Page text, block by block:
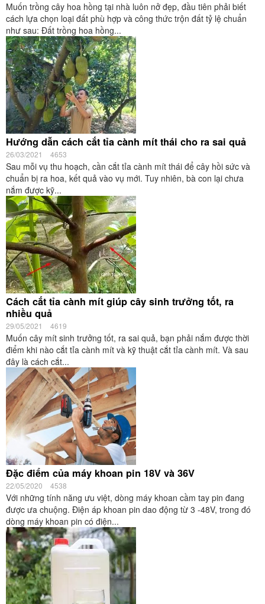
Muốn trồng cây hoa hồng tại nhà luôn nở đẹp, đầu tiên phải biết
cách lựa chọn loại đất phù hợp và công thức trộn đất tỷ lệ chuẩn
như sau: Đất trồng hoa hồng...
Hướng dẫn cách cắt tỉa cành mít thái cho ra sai quả
26/03/2021 4653
Sau mỗi vụ thu hoạch, cần cắt tỉa cành mít thái để cây hồi sức và
chuẩn bị ra hoa, kết quả vào vụ mới. Tuy nhiên, bà con lại chưa
nắm được kỹ...
Cách cắt tỉa cành mít giúp cây sinh trưởng tốt, ra
nhiều quả
29/05/2021 4619
Muốn cây mít sinh trưởng tốt, ra sai quả, bạn phải nắm được thời
điểm khi nào cắt tỉa cành mít và kỹ thuật cắt tỉa cành mít. Và sau
đây là cách cắt...
Đặc điểm của máy khoan pin 18V và 36V
22/05/2020 4538
Với những tính năng ưu việt, dòng máy khoan cầm tay pin đang
được ưa chuộng. Điện áp khoan pin dao động từ 3 -48V, trong đó
dòng máy khoan pin có điện...